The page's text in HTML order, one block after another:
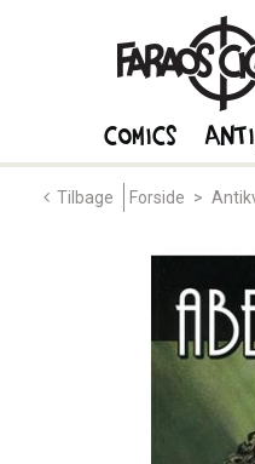
Tilbage Forside >
Comics